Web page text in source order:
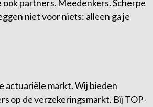
ook partners. Meedenkers. Scherpe
niet voor niets: alleen ga je
actuariële markt. Wij bieden
op de verzekeringsmarkt. Bij TOP-